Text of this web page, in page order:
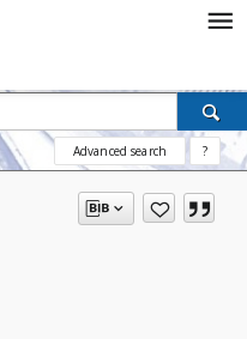
Advanced search ?